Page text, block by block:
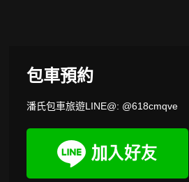
包車預約
潘氏包車旅遊LINE@: @618cmqve